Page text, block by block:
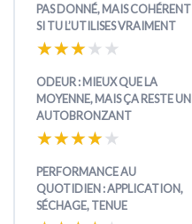
PAS DONNÉ, MAIS COHÉRENT
SI TU L’UTILISES VRAIMENT
★★★★★
★★★★★
ODEUR : MIEUX QUE LA
MOYENNE, MAIS ÇA RESTE UN
AUTOBRONZANT
★★★★★
★★★★★
PERFORMANCE AU
QUOTIDIEN : APPLICATION,
SÉCHAGE, TENUE